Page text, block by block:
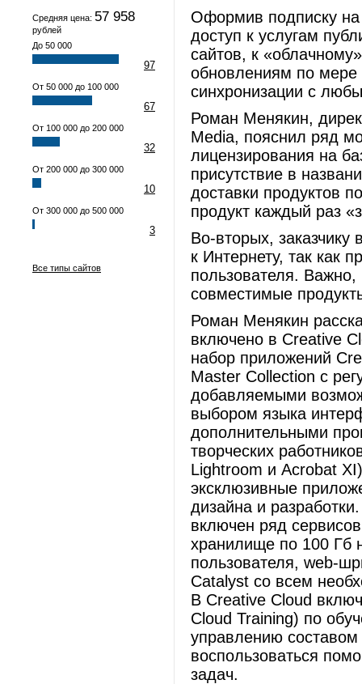
Средняя цена: 57 958
рублей
До 50 000
97
От 50 000 до 100 000
67
От 100 000 до 200 000
32
От 200 000 до 300 000
10
От 300 000 до 500 000
3
Все типы сайтов
Оформив подписку
доступ к услугам
сайтов, к
обновлениям по мере
синхронизации с
Роман Менякин,
Media, пояснил ряд
лицензирования на
присутствие в
доставки продуктов
продукт каждый раз
Во-вторых, заказчику
к Интернету, так как
пользователя.
совместимые
Роман Менякин
включено в Creative
набор приложений
Master Collection с
добавляемыми
выбором языка
дополнительными
творческих
Lightroom и Acrobat
эксклюзивные
дизайна и
включен ряд
хранилище по 100 Гб
пользователя, web-
Catalyst со всем
В Creative Cloud
Cloud Training) по
управлению
воспользоваться
задач.